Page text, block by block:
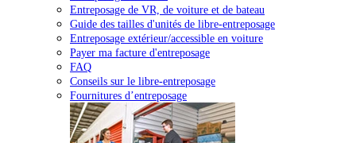
Entreposage de VR, de voiture et de bateau
Guide des tailles d'unités de libre-entreposage
Entreposage extérieur/accessible en voiture
Payer ma facture d'entreposage
FAQ
Conseils sur le libre-entreposage
Fournitures d’entreposage